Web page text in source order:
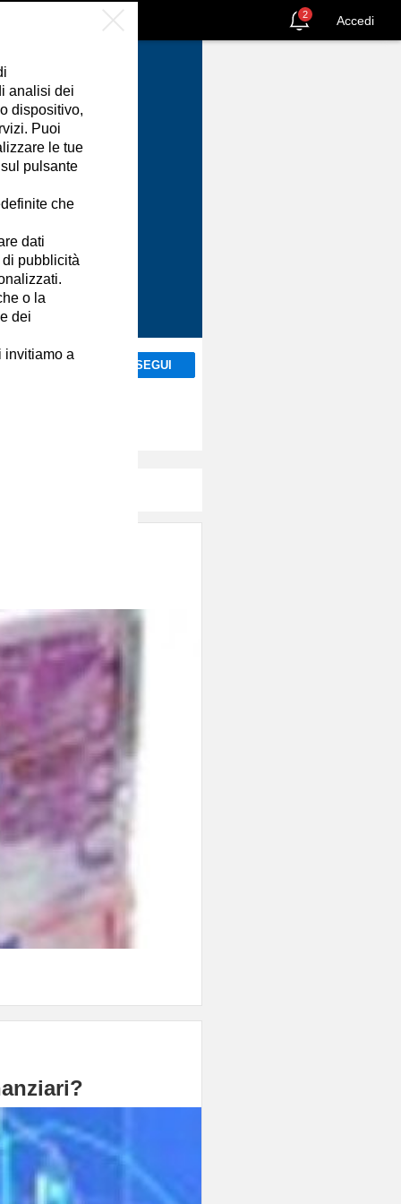
2 Accedi
SEGUI
analisi dei
dispositivo,
Puoi
le tue
pulsante
che
dati
pubblicità
o la
dei
invitiamo a